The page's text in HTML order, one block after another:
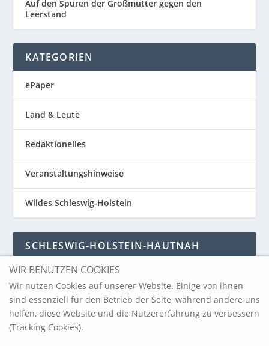
Auf den Spuren der Großmutter gegen den
Leerstand
KATEGORIEN
ePaper
Land & Leute
Redaktionelles
Veranstaltungshinweise
Wildes Schleswig-Holstein
SCHLESWIG-HOLSTEIN-HAUTNAH
Schleswig-Holstein-Hautnah
ARCHIV
WIR BENUTZEN COOKIES
Wir nutzen Cookies auf unserer Website. Einige von ihnen
sind essenziell für den Betrieb der Seite, während andere uns
helfen, diese Website und die Nutzererfahrung zu verbessern
(Tracking Cookies).